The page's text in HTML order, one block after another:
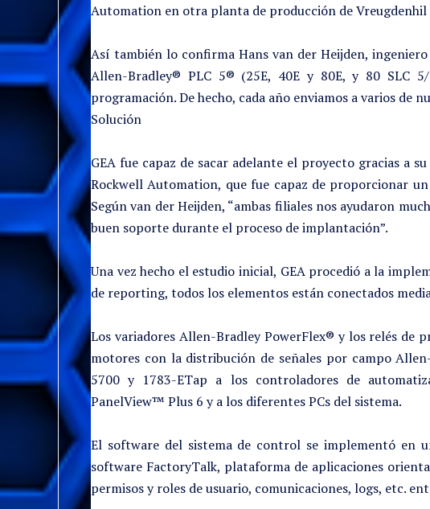
Automation en otra planta de producción de Vreugdenhil
Así también lo confirma Hans van der Heijden,
Allen-Bradley® PLC 5® (25E, 40E y 80E, y 80 SLC
programación. De hecho, cada año enviamos a varios de
Solución
GEA fue capaz de sacar adelante el proyecto gracias a
Rockwell Automation, que fue capaz de proporcionar
Según van der Heijden, “ambas filiales nos ayudaron
buen soporte durante el proceso de implantación”.
Una vez hecho el estudio inicial, GEA procedió a la
de reporting, todos los elementos están conectados
Los variadores Allen-Bradley PowerFlex® y los relés de
motores con la distribución de señales por campo
5700 y 1783-ETap a los controladores de
PanelView™ Plus 6 y a los diferentes PCs del sistema.
El software del sistema de control se implementó en
software FactoryTalk, plataforma de aplicaciones
permisos y roles de usuario, comunicaciones, logs, etc.